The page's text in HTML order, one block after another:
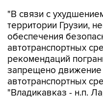
"В связи с
территории Грузии,
обеспечения
автотранспортных
рекомендаций
запрещено
автотранспортных
"Владикавказ - н.п.